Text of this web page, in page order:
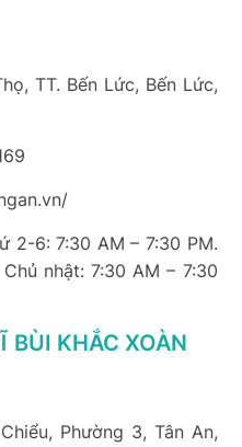
TT. Bến Lức, Bến Lức,
2-6: 7:30 AM – 7:30 PM.
nhật: 7:30 AM – 7:30
BÙI KHẮC XOÀN
Phường 3, Tân An,